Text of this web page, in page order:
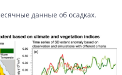
данные об осадках.